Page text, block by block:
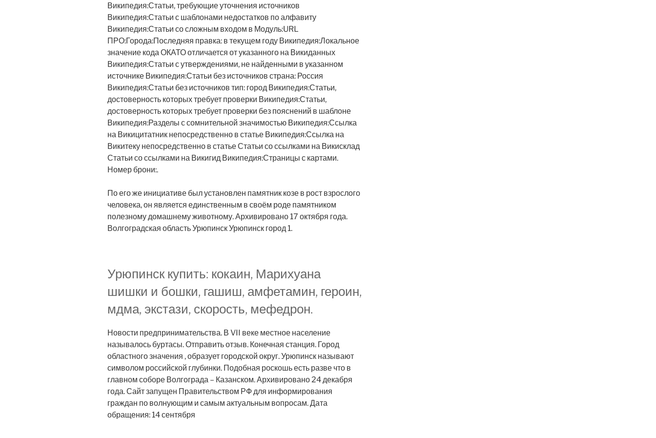
Википедия:Статьи, требующие уточнения источников
Википедия:Статьи с шаблонами недостатков по алфавиту
Википедия:Статьи со сложным входом в Модуль:URL
ПРО:Города:Последняя правка: в текущем году Википедия:Локальное
значение кода ОКАТО отличается от указанного на Викиданных
Википедия:Статьи с утверждениями, не найденными в указанном
источнике Википедия:Статьи без источников страна: Россия
Википедия:Статьи без источников тип: город Википедия:Статьи,
достоверность которых требует проверки Википедия:Статьи,
достоверность которых требует проверки без пояснений в шаблоне
Википедия:Разделы с сомнительной значимостью Википедия:Ссылка
на Викицитатник непосредственно в статье Википедия:Ссылка на
Викитеку непосредственно в статье Статьи со ссылками на Викисклад
Статьи со ссылками на Викигид Википедия:Страницы с картами.
Номер брони:.
По его же инициативе был установлен памятник козе в рост взрослого
человека, он является единственным в своём роде памятником
полезному домашнему животному. Архивировано 17 октября года.
Волгоградская область Урюпинск Урюпинск город 1.
Урюпинск купить: кокаин, Марихуана
шишки и бошки, гашиш, амфетамин, героин,
мдма, экстази, скорость, мефедрон.
Новости предпринимательства. В VII веке местное население
называлось буртасы. Отправить отзыв. Конечная станция. Город
областного значения , образует городской округ. Урюпинск называют
символом российской глубинки. Подобная роскошь есть разве что в
главном соборе Волгограда – Казанском. Архивировано 24 декабря
года. Сайт запущен Правительством РФ для информирования
граждан по волнующим и самым актуальным вопросам. Дата
обращения: 14 сентября